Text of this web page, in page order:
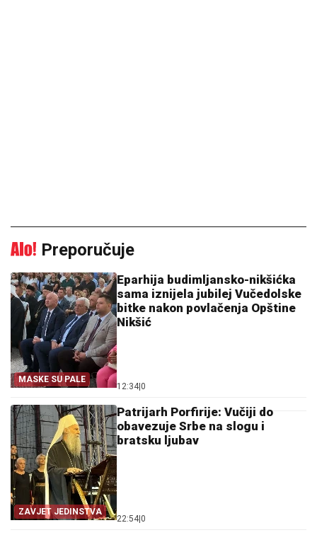
Preporučuje
MASKE SU PALE
Eparhija budimljansko-nikšićka
sama iznijela jubilej Vučedolske
bitke nakon povlačenja Opštine
Nikšić
12:34|0
ZAVJET JEDINSTVA
Patrijarh Porfirije: Vučiji do
obavezuje Srbe na slogu i
bratsku ljubav
22:54|0